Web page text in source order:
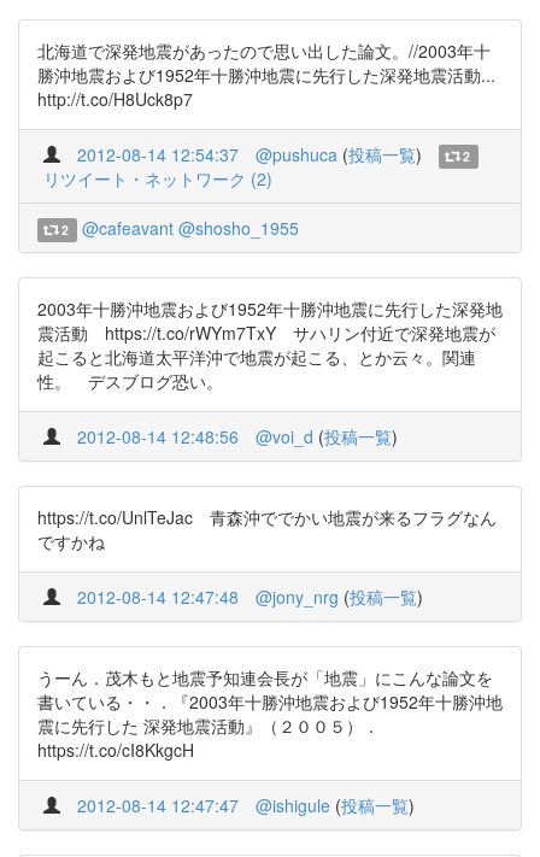
北海道で深発地震があったので思い出した論文。//2003年十
勝沖地震および1952年十勝沖地震に先行した深発地震活動...
http://t.co/H8Uck8p7
2012-08-14 12:54:37 @pushuca (投稿一覧) 2
リツイート・ネットワーク (2)
2 @cafeavant @shosho_1955
2003年十勝沖地震および1952年十勝沖地震に先行した深発地
震活動 https://t.co/rWYm7TxY サハリン付近で深発地震が
起こると北海道太平洋沖で地震が起こる、とか云々。関連
性。 デスブログ恐い。
2012-08-14 12:48:56 @voi_d (投稿一覧)
https://t.co/UnlTeJac 青森沖ででかい地震が来るフラグなん
ですかね
2012-08-14 12:47:48 @jony_nrg (投稿一覧)
うーん．茂木もと地震予知連会長が「地震」にこんな論文を
書いている・・．『2003年十勝沖地震および1952年十勝沖地
震に先行した 深発地震活動』（２００５）．
https://t.co/cI8KkgcH
2012-08-14 12:47:47 @ishigule (投稿一覧)